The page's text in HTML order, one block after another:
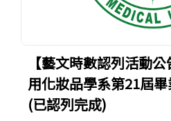
【藝文時數認列活動
用化妝品學系第21屆畢
(已認列完成)